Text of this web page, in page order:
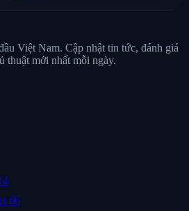
Việt Nam. Cập nhật tin tức, đánh giá
thuật mới nhất mỗi ngày.
66